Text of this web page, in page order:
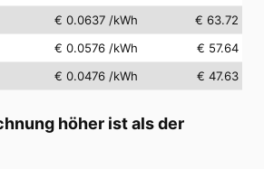
€ 0.0637 /kWh
€ 63.72
€ 0.0576 /kWh
€ 57.64
€ 0.0476 /kWh € 47.63
höher ist als der